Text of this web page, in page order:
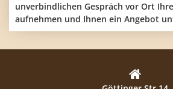
unverbindlichen Gespräch vor Ort
aufnehmen und Ihnen ein Angebot